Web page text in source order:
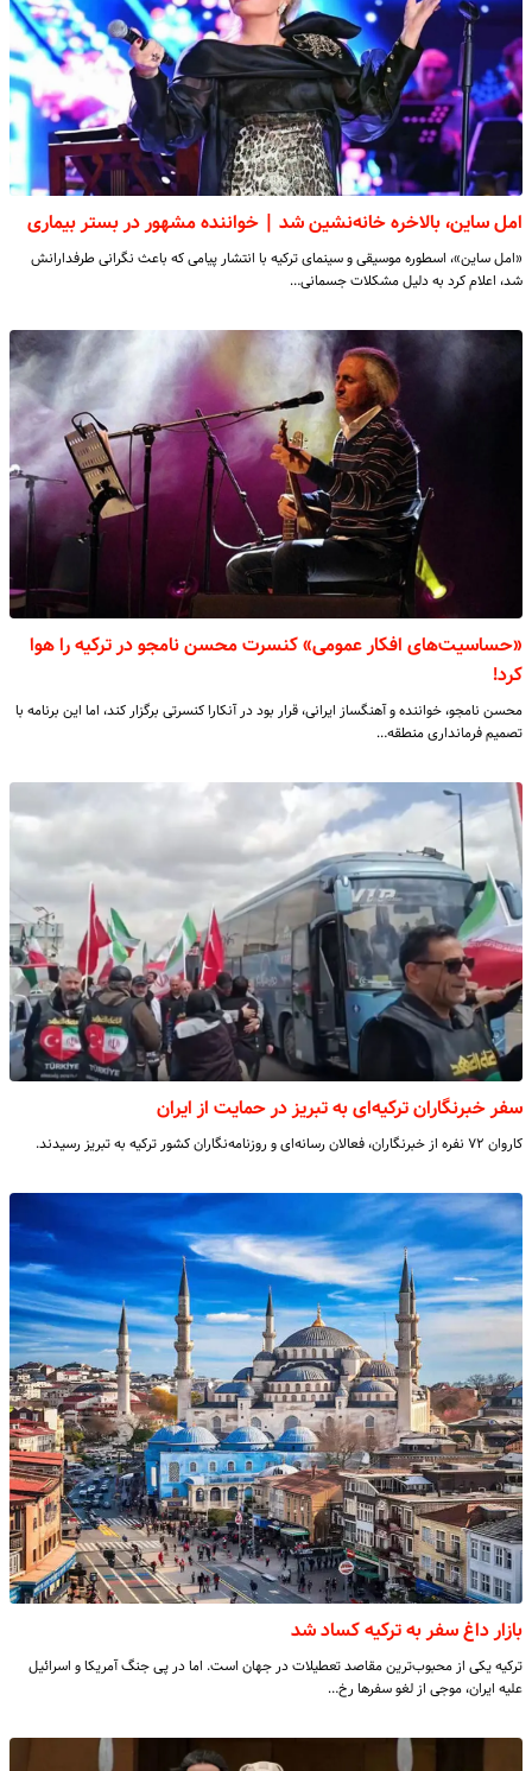
امل ساین، بالاخره خانه‌نشین شد | خواننده مشهور در بستر بیماری
«امل ساین»، اسطوره موسیقی و سینمای ترکیه با انتشار پیامی که باعث نگرانی طرفدارانش
شد، اعلام کرد به دلیل مشکلات جسمانی…
«حساسیت‌های افکار عمومی» کنسرت محسن نامجو در ترکیه را هوا
کرد!
محسن نامجو، خواننده و آهنگساز ایرانی، قرار بود در آنکارا کنسرتی برگزار کند، اما این برنامه با
تصمیم فرمانداری منطقه…
سفر خبرنگاران ترکیه‌ای به تبریز در حمایت از ایران
کاروان ۷۲ نفره از خبرنگاران، فعالان رسانه‌ای و روزنامه‌نگاران کشور ترکیه به تبریز رسیدند.
بازار داغ سفر به ترکیه کساد شد
ترکیه یکی از محبوب‌ترین مقاصد تعطیلات در جهان است. اما در پی جنگ آمریکا و اسرائیل
علیه ایران، موجی از لغو سفرها رخ…